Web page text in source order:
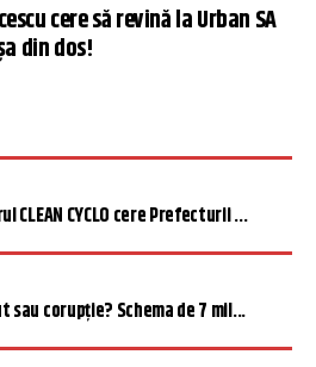
cere să revină la Urban SA
din dos!
CLEAN CYCLO cere Prefecturii ...
sau corupție? Schema de 7 mil...